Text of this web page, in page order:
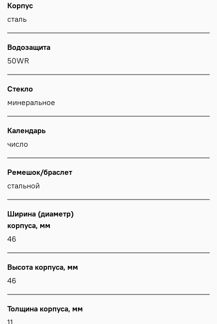
Корпус
сталь
Водозащита
50WR
Стекло
минеральное
Календарь
число
Ремешок/браслет
стальной
Ширина (диаметр)
корпуса, мм
46
Высота корпуса, мм
46
Толщина корпуса, мм